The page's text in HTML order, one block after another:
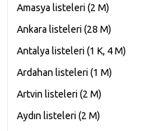
Amasya listeleri‎ (2 M)
Ankara listeleri‎ (28 M)
Antalya listeleri‎ (1 K, 4 M)
Ardahan listeleri‎ (1 M)
Artvin listeleri‎ (2 M)
Aydın listeleri‎ (2 M)